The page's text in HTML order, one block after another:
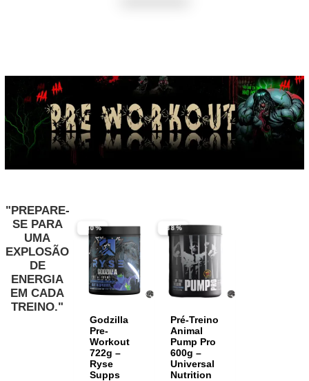
"PREPARE-
SE PARA
UMA
EXPLOSÃO
DE
ENERGIA
EM CADA
TREINO."
-40%
Godzilla
Pre-
Workout
722g –
Ryse
Supps
-38%
Pré-Treino
Animal
Pump Pro
600g –
Universal
Nutrition